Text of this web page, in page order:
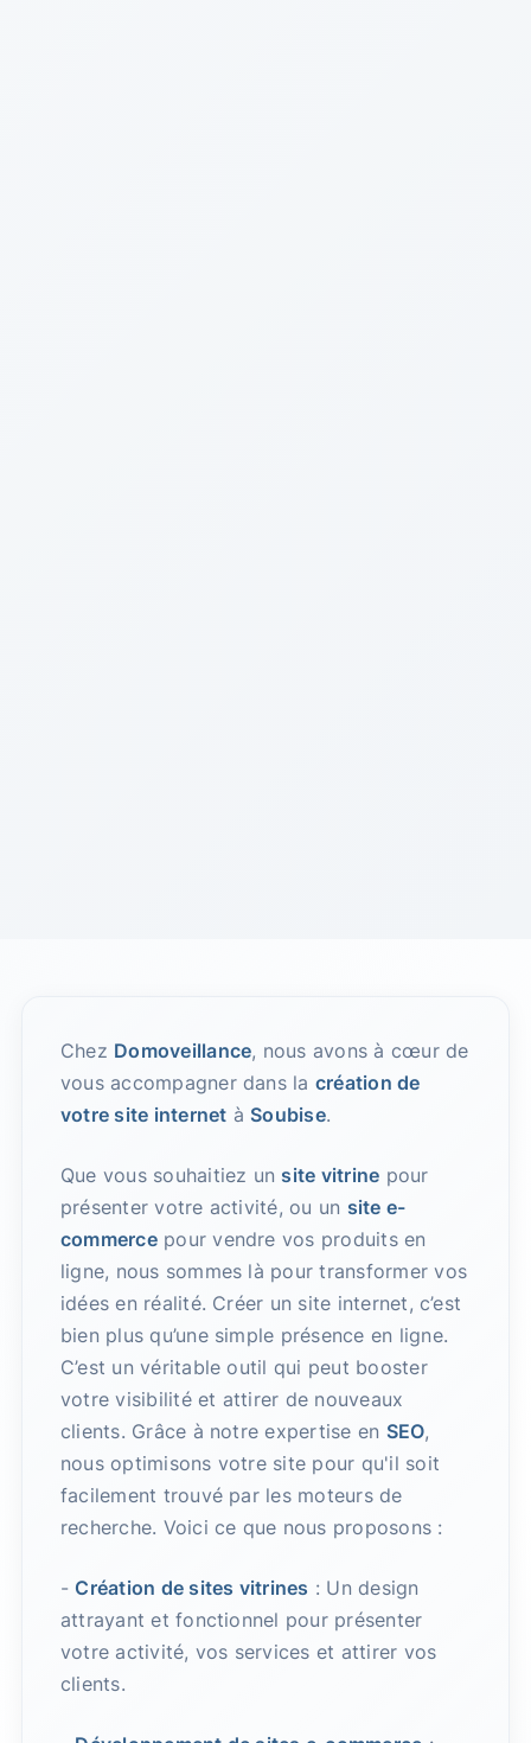
Chez Domoveillance, nous avons à cœur de
vous accompagner dans la création de
votre site internet à Soubise.
Que vous souhaitiez un site vitrine pour
présenter votre activité, ou un site e-
commercepour vendre vos produits en
ligne, nous sommes là pour transformer vos
idées en réalité. Créer un site internet, c’est
bien plus qu’une simple présence en ligne.
C’est un véritable outil qui peut booster
votre visibilité et attirer de nouveaux
clients. Grâce à notre expertise en SEO,
nous optimisons votre site pour qu'il soit
facilement trouvé par les moteurs de
recherche. Voici ce que nous proposons :
- Création de sites vitrines : Un design
attrayant et fonctionnel pour présenter
votre activité, vos services et attirer vos
clients.